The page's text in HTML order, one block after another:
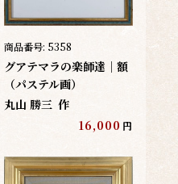
商品番号: 5358
グアテマラの楽師達｜額
（パステル画）
丸山 勝三 作
16,000 円